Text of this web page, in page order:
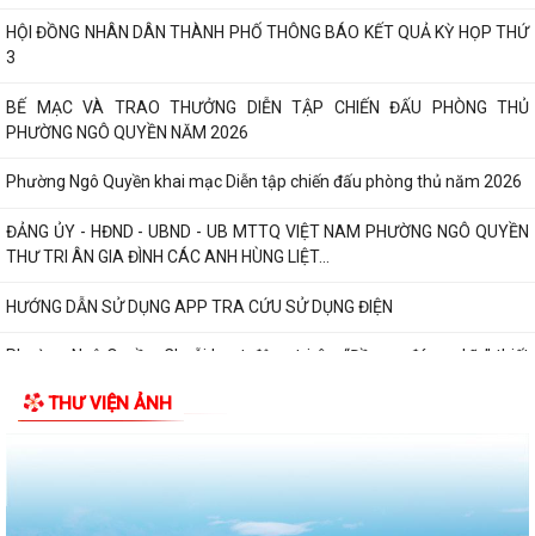
ĐẢNG ỦY - HĐND - UBND - UB MTTQ VIỆT NAM PHƯỜNG NGÔ QUYỀN
THƯ TRI ÂN GIA ĐÌNH CÁC ANH HÙNG LIỆT...
HƯỚNG DẪN SỬ DỤNG APP TRA CỨU SỬ DỤNG ĐIỆN
thực nhân kỷ niệm 79 năm Ngày...
PHƯỜNG NGÔ QUYỀN TỔ CHỨC HỘI NGHỊ TRAO TẶNG ẢNH PHỤC CHẾ
LIỆT SĨ VÀ TẶNG QUÀ CHO CÁC HỘ GIA ĐÌNH...
ỦY BAN NHÂN DÂN PHƯỜNG NGÔ QUYỀN THÔNG TIN Về việc cưỡng
NGƯỜI CÓ CÔNG NHÂN DỊP 27/7
UBND PHƯỜNG NGÔ QUYỀN THÔNG BÁO THỜI GIAN TỔ CHỨC HỘI